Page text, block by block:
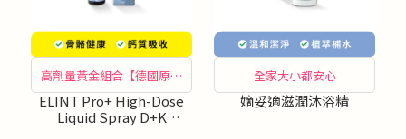
高劑量黃金組合【德國原裝
製造】
ELINT Pro+ High-Dose
Liquid Spray D+K
全家大小都安心
嫡妥適滋潤沐浴精